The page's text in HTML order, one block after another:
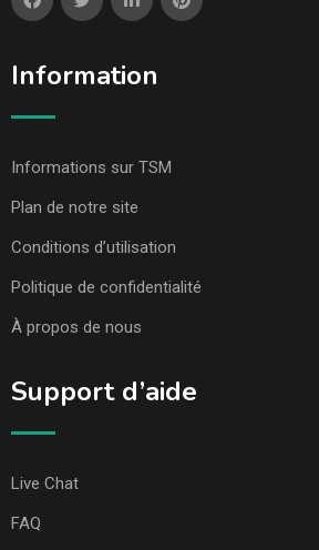
Information
Informations sur TSM
Plan de notre site
Conditions d’utilisation
Politique de confidentialité
À propos de nous
Support d’aide
Live Chat
FAQ